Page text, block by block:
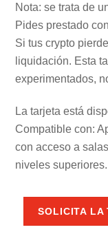
Nota: se trata de
Pides prestado
Si tus crypto
liquidación. Esta
experimentados,
La tarjeta está
Compatible con:
con acceso a
niveles superiores.
SOLICITA LA